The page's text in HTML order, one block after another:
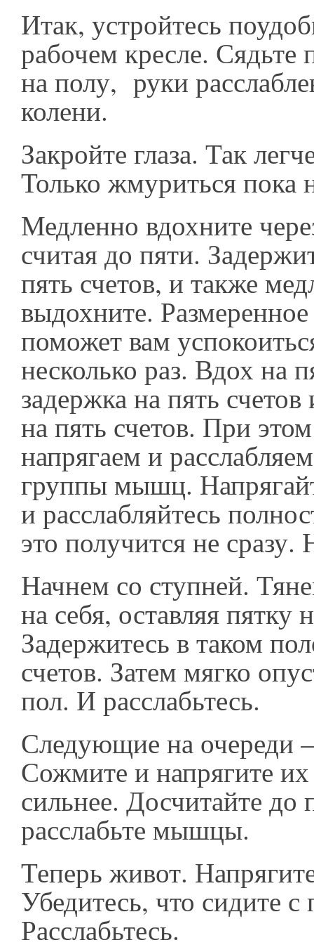
Итак, устройтесь
рабочем кресле. Сядьте
на полу, руки
колени.
Закройте глаза. Так
Только жмуриться пока
Медленно вдохните
считая до пяти.
пять счетов, и также
выдохните.
поможет вам
несколько раз. Вдох на
задержка на пять
на пять счетов. При
напрягаем и
группы мышц.
и расслабляйтесь
это получится не
Начнем со ступней.
на себя, оставляя пятку
Задержитесь в таком
счетов. Затем мягко
пол. И расслабьтесь.
Следующие на очереди
Сожмите и напрягите
сильнее. Досчитайте до
расслабьте мышцы.
Теперь живот.
Убедитесь, что сидите
Расслабьтесь.